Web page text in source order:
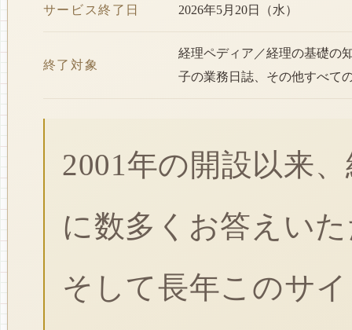
サービス終了日 2026年5月20日（水）
終了対象
経理ペディア／経理の基礎の
子の業務日誌、その他すべて
2001年の開設以来
に数多くお答えい
そして長年このサ